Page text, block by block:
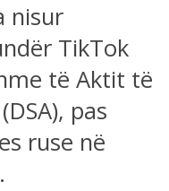
nisur
TikTok
të Aktit të
pas
ruse në